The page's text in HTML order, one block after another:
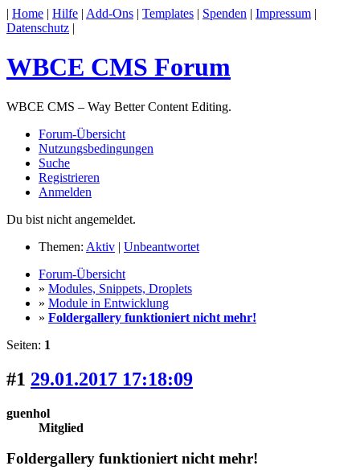
| Home | Hilfe | Add-Ons | Templates | Spenden | Impressum |
Datenschutz |
WBCE CMS Forum
WBCE CMS – Way Better Content Editing.
Forum-Übersicht
Nutzungsbedingungen
Suche
Registrieren
Anmelden
Du bist nicht angemeldet.
Themen: Aktiv | Unbeantwortet
Forum-Übersicht
» Modules, Snippets, Droplets
» Module in Entwicklung
» Foldergallery funktioniert nicht mehr!
Seiten: 1
#1 29.01.2017 17:18:09
guenhol
Mitglied
Foldergallery funktioniert nicht mehr!